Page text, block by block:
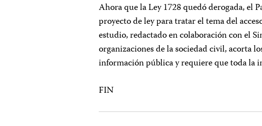
Ahora que la Ley 1728 quedó derogada, el
proyecto de ley para tratar el tema del
estudio, redactado en colaboración con el
organizaciones de la sociedad civil, acorta
información pública y requiere que toda la
FIN